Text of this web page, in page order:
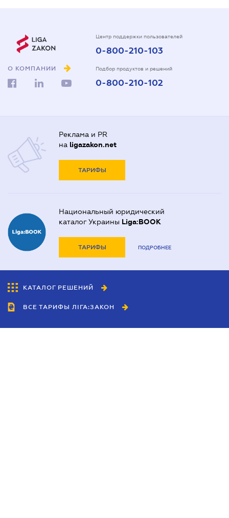
О КОМПАНИИ
Центр поддержки пользователей
0-800-210-103
Подбор продуктов и решений
0-800-210-102
Реклама и PR
на ligazakon.net
ТАРИФЫ
Национальный юридический
каталог Украины Liga:BOOK
ТАРИФЫ ПОДРОБНЕЕ
КАТАЛОГ РЕШЕНИЙ
ВСЕ ТАРИФЫ ЛІГА:ЗАКОН